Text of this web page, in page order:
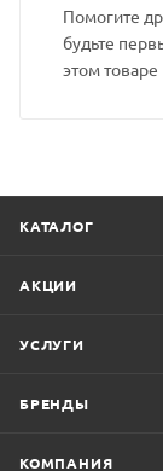
Помогите
будьте
этом товаре
КАТАЛОГ
АКЦИИ
УСЛУГИ
БРЕНДЫ
КОМПАНИЯ